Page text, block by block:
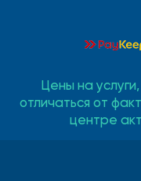
Цены на
отличаться от
центре